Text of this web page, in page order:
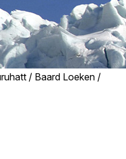
/ Baard Loeken /